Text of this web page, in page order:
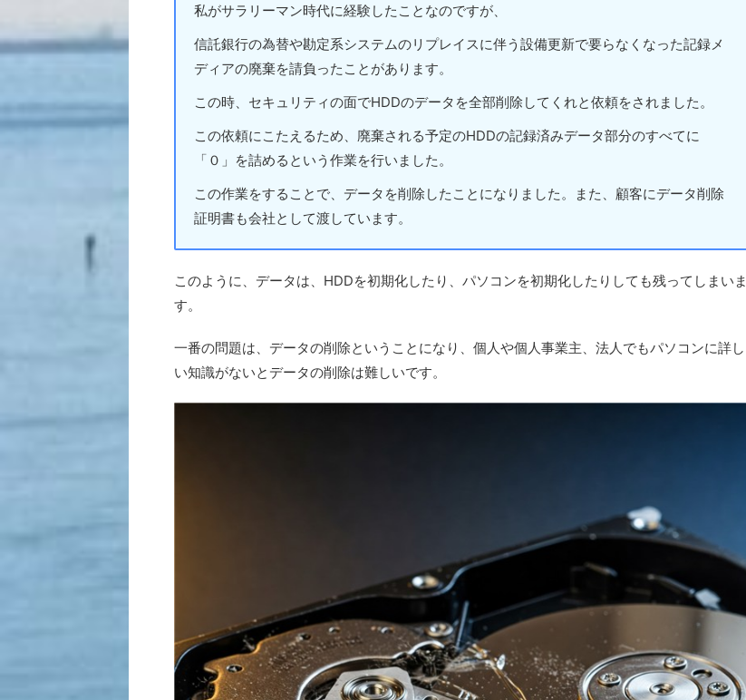
私がサラリーマン時代に経験したことなのですが、
信託銀行の為替や勘定系システムのリプレイスに伴う設備更新で要らなくなった記録メ
ディアの廃棄を請負ったことがあります。
この時、セキュリティの面でHDDのデータを全部削除してくれと依頼をされました。
この依頼にこたえるため、廃棄される予定のHDDの記録済みデータ部分のすべてに
「０」を詰めるという作業を行いました。
この作業をすることで、データを削除したことになりました。また、顧客にデータ削除
証明書も会社として渡しています。
このように、データは、HDDを初期化したり、パソコンを初期化したりしても残ってしまいま
す。
一番の問題は、データの削除ということになり、個人や個人事業主、法人でもパソコンに詳し
い知識がないとデータの削除は難しいです。